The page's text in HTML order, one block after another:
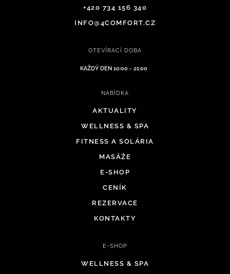
+420 734 156 340
INFO@4COMFORT.CZ
OTEVÍRACÍ DOBA
KAŽDÝ DEN 10:00 - 21:00
NABÍDKA
AKTUALITY
WELLNESS & SPA
FITNESS A SOLÁRIA
MASÁŽE
E-SHOP
CENÍK
REZERVACE
KONTAKTY
E-SHOP
WELLNESS & SPA